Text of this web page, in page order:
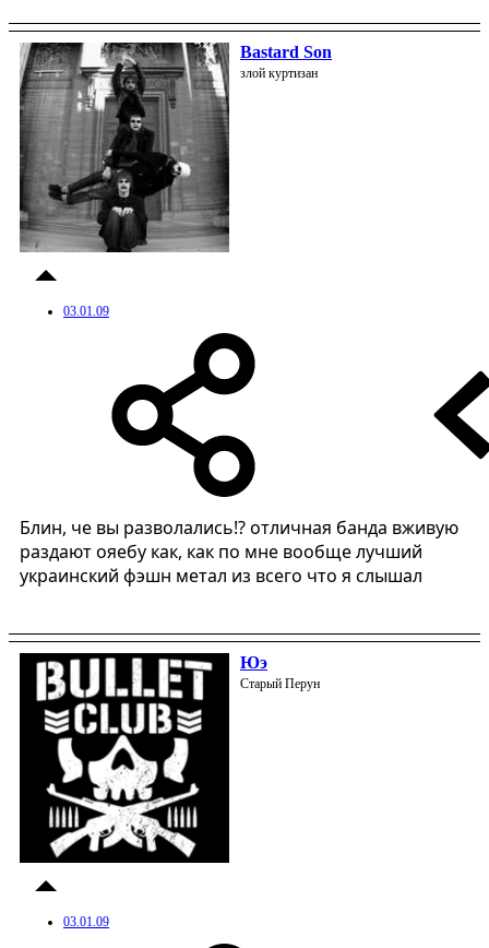
Bastard Son
злой куртизан
03.01.09
Блин, че вы разволались!? отличная банда вживую
раздают ояебу как, как по мне вообще лучший
украинский фэшн метал из всего что я слышал
Юэ
Старый Перун
03.01.09